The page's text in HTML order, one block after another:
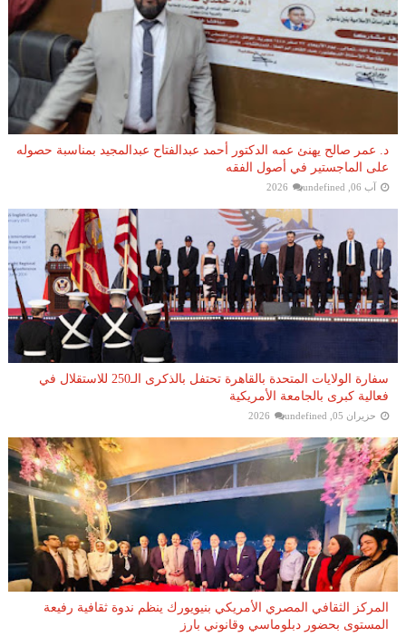
د. عمر صالح يهنئ عمه الدكتور أحمد عبدالفتاح عبدالمجيد بمناسبة حصوله
على الماجستير في أصول الفقه
آب 06, 2026 undefined
سفارة الولايات المتحدة بالقاهرة تحتفل بالذكرى الـ250 للاستقلال في
فعالية كبرى بالجامعة الأمريكية
حزيران 05, 2026 undefined
المركز الثقافي المصري الأمريكي بنيويورك ينظم ندوة ثقافية رفيعة
المستوى بحضور دبلوماسي وقانوني بارز